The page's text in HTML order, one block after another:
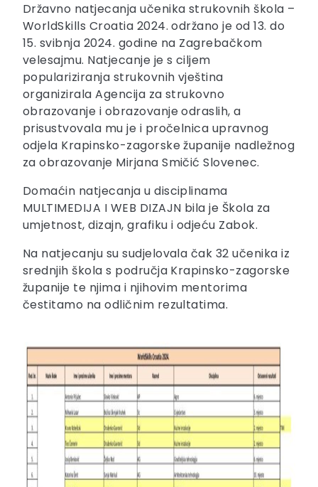
Državno natjecanja učenika strukovnih škola –
WorldSkills Croatia 2024. održano je od 13. do
15. svibnja 2024. godine na Zagrebačkom
velesajmu. Natjecanje je s ciljem
populariziranja strukovnih vještina
organizirala Agencija za strukovno
obrazovanje i obrazovanje odraslih, a
prisustvovala mu je i pročelnica upravnog
odjela Krapinsko-zagorske županije nadležnog
za obrazovanje Mirjana Smičić Slovenec.
Domaćin natjecanja u disciplinama
MULTIMEDIJA I WEB DIZAJN bila je Škola za
umjetnost, dizajn, grafiku i odjeću Zabok.
Na natjecanju su sudjelovala čak 32 učenika iz
srednjih škola s područja Krapinsko-zagorske
županije te njima i njihovim mentorima
čestitamo na odličnim rezultatima.